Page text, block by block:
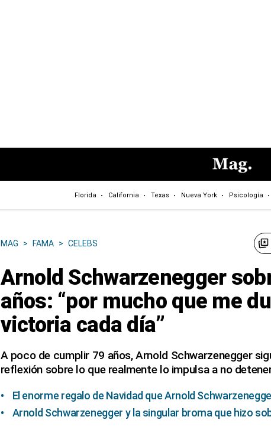
Florida California Texas Nueva York Psicología
MAG > FAMA > CELEBS
Arnold Schwarzenegger
años: “por mucho que me
victoria cada día”
A poco de cumplir 79 años, Arnold Schwarzenegger
reflexión sobre lo que realmente lo impulsa a no
El enorme regalo de Navidad queArnold
Arnold Schwarzenegger y la singular broma que hizo